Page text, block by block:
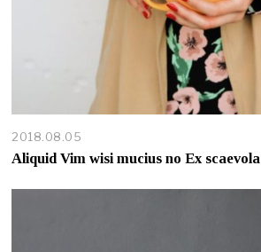
2018.08.05
Aliquid Vim wisi mucius no Ex scaevola